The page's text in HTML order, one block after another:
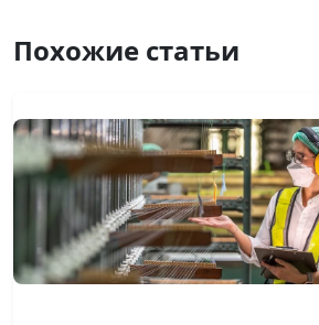
Похожие статьи